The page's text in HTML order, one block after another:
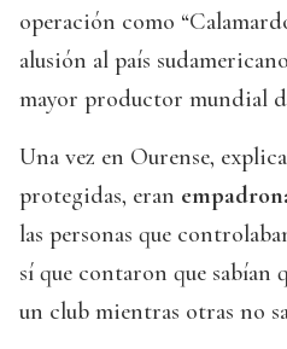
operación como
alusión al país
mayor productor mundial
Una vez en Ourense,
protegidas, eran
las personas que
sí que contaron que sabían
un club mientras otras no